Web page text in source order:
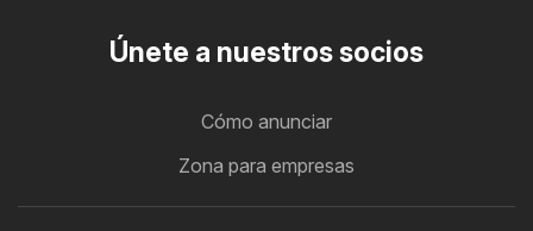
Únete a nuestros socios
Cómo anunciar
Zona para empresas